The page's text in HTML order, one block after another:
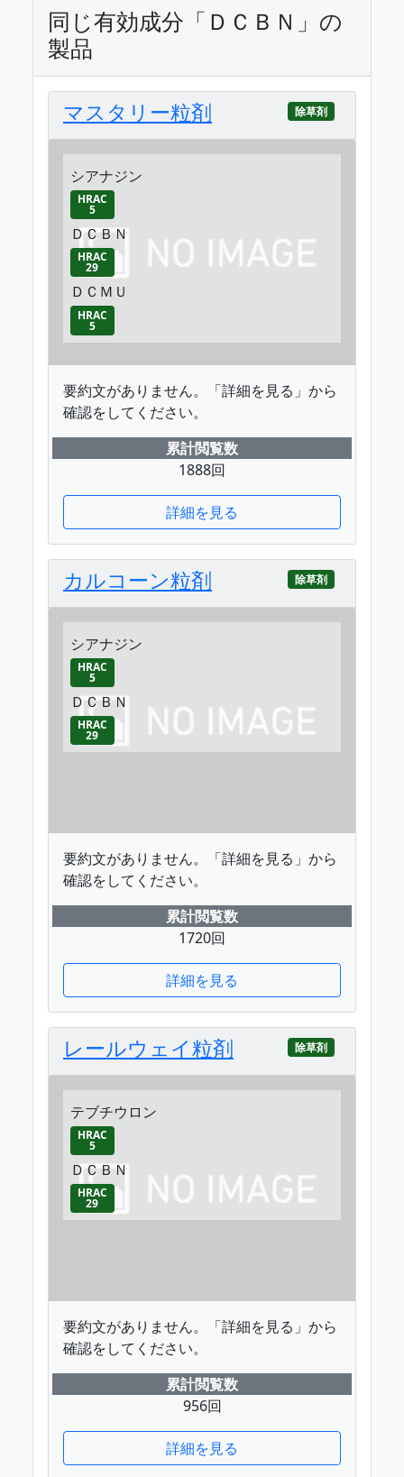
同じ有効成分「ＤＣＢＮ」の
製品
マスタリー粒剤 除草剤
シアナジン
HRAC
5
ＤＣＢＮ
HRAC
29
ＤＣＭＵ
HRAC
5
要約文がありません。「詳細を見る」から
確認をしてください。
累計閲覧数
1888回
詳細を見る
カルコーン粒剤 除草剤
シアナジン
HRAC
5
ＤＣＢＮ
HRAC
29
要約文がありません。「詳細を見る」から
確認をしてください。
累計閲覧数
1720回
詳細を見る
レールウェイ粒剤 除草剤
テブチウロン
HRAC
5
ＤＣＢＮ
HRAC
29
要約文がありません。「詳細を見る」から
確認をしてください。
累計閲覧数
956回
詳細を見る